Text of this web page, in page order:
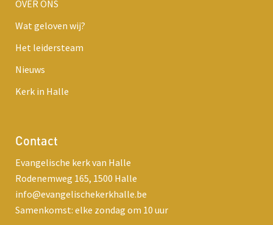
OVER ONS
Wat geloven wij?
Het leidersteam
Nieuws
Kerk in Halle
Contact
Evangelische kerk van Halle
Rodenemweg 165, 1500 Halle
info@evangelischekerkhalle.be
Samenkomst: elke zondag om 10 uur